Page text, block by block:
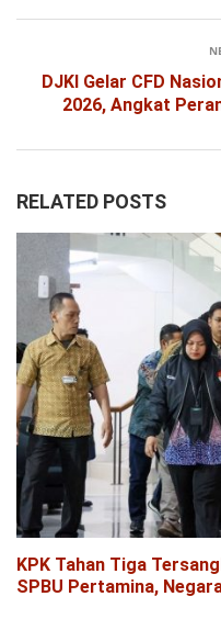
DJKI Gelar CFD
2026, Angkat
RELATED POSTS
KPK Tahan Tiga
SPBU Pertamina,